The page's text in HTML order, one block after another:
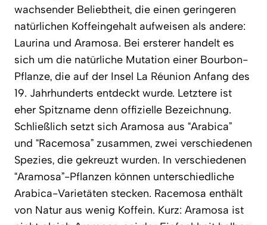
wachsender Beliebtheit, die einen geringeren
natürlichen Koffeingehalt aufweisen als andere:
Laurina und Aramosa. Bei ersterer handelt es
sich um die natürliche Mutation einer Bourbon-
Pflanze, die auf der Insel La Réunion Anfang des
19. Jahrhunderts entdeckt wurde. Letztere ist
eher Spitzname denn offizielle Bezeichnung.
Schließlich setzt sich Aramosa aus “Arabica”
und “Racemosa” zusammen, zwei verschiedenen
Spezies, die gekreuzt wurden. In verschiedenen
“Aramosa”-Pflanzen können unterschiedliche
Arabica-Varietäten stecken. Racemosa enthält
von Natur aus wenig Koffein. Kurz: Aramosa ist